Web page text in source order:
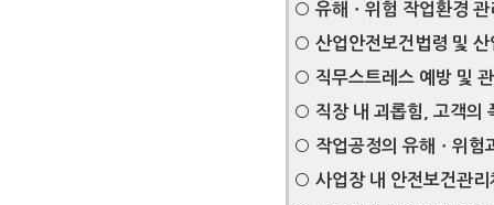
○ 유해ㆍ위험 작업환경 관
○ 산업안전보건법령 및 산
○ 직무스트레스 예방 및
○ 직장 내 괴롭힘, 고객의
○ 작업공정의 유해ㆍ위험
○ 사업장 내 안전보건관리